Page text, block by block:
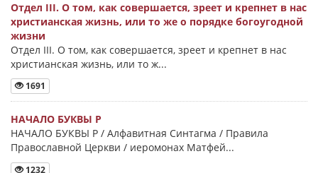
Отдел III. О том, как совершается, зреет и крепнет в нас
христианская жизнь, или то же о порядке богоугодной
жизни
Отдел III. О том, как совершается, зреет и крепнет в нас
христианская жизнь, или то ж...
1691
НАЧАЛО БУКВЫ Ρ
НАЧАЛО БУКВЫ Ρ / Алфавитная Синтагма / Правила
Православной Церкви / иеромонах Матфей...
1232